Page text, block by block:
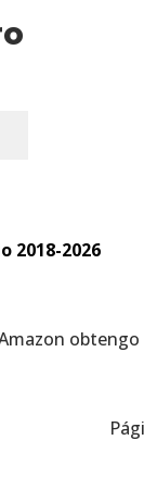
2018-2026